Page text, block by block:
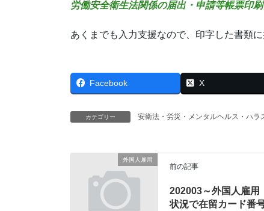
労働安全衛生法関係の届出・申請等帳票印
あくまでも入力支援なので、印字した書類
Facebook X
カテゴリー 安衛法・労災・メンタルヘルス・ハラ
外国人雇用
前の記事
202003～外国人雇用
状況で在留カード番